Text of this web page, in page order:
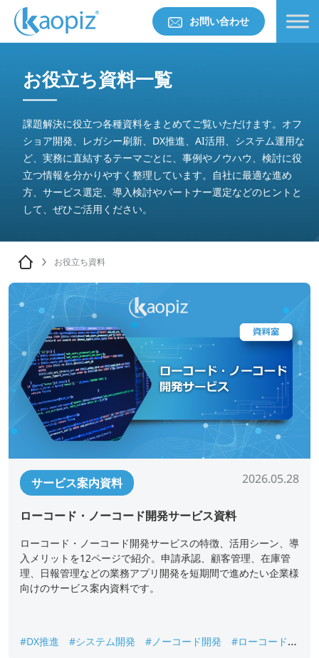
お問い合わせ
お役立ち資料一覧
課題解決に役立つ各種資料をまとめてご覧いただけます。オフ
ショア開発、レガシー刷新、DX推進、AI活用、システム運用な
ど、実務に直結するテーマごとに、事例やノウハウ、検討に役
立つ情報を分かりやすく整理しています。自社に最適な進め
方、サービス選定、導入検討やパートナー選定などのヒントと
して、ぜひご活用ください。
お役立ち資料
サービス案内資料 2026.05.28
ローコード・ノーコード開発サービス資料
ローコード・ノーコード開発サービスの特徴、活用シーン、導
入メリットを12ページで紹介。申請承認、顧客管理、在庫管
理、日報管理などの業務アプリ開発を短期間で進めたい企業様
向けのサービス案内資料です。
#DX推進 #システム開発 #ノーコード開発
#ローコード開